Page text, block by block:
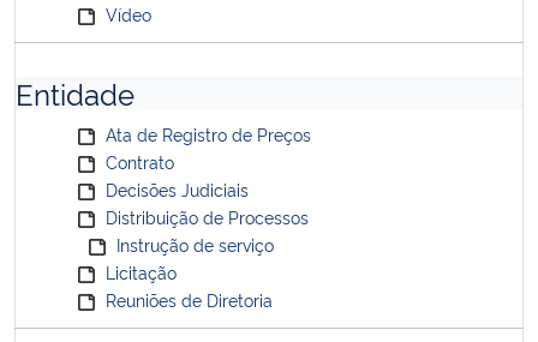
Vídeo
Entidade
Ata de Registro de Preços
Contrato
Decisões Judiciais
Distribuição de Processos
Instrução de serviço
Licitação
Reuniões de Diretoria